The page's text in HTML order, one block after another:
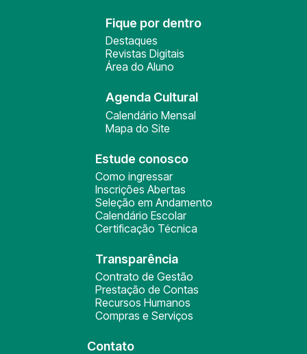
Fique por dentro
Destaques
Revistas Digitais
Área do Aluno
Agenda Cultural
Calendário Mensal
Mapa do Site
Estude conosco
Como ingressar
Inscrições Abertas
Seleção em Andamento
Calendário Escolar
Certificação Técnica
Transparência
Contrato de Gestão
Prestação de Contas
Recursos Humanos
Compras e Serviços
Contato